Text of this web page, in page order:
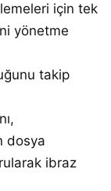
için tek
yönetme
takip
dosya
ibraz